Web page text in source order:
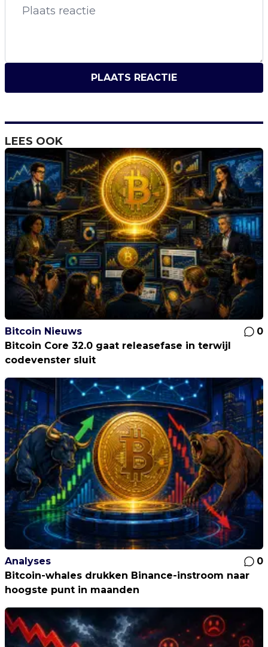
PLAATS REACTIE
LEES OOK
Bitcoin Nieuws
0
Bitcoin Core 32.0 gaat releasefase in terwijl
codevenster sluit
Analyses
0
Bitcoin-whales drukken Binance-instroom naar
hoogste punt in maanden